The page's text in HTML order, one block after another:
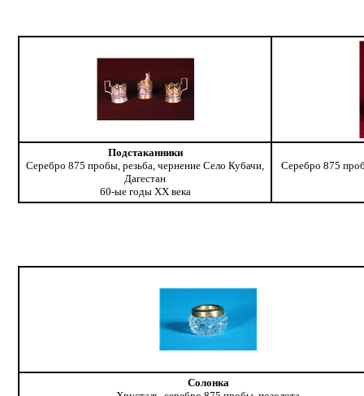
Подстаканники
Серебро 875 пробы, резьба, чернение Село Кубачи,
Дагестан
60-ые годы ХХ века
Серебро 875
Солонка